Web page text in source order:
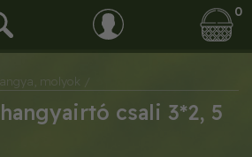
0
molyok /
csali 3*2, 5